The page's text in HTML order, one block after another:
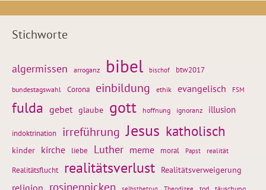
Stichworte
algermissen arroganz bibel bischof btw2017
bundestagswahl Corona einbildung ethik evangelisch FSM
fulda gebet glaube gott hoffnung ignoranz illusion
indoktrination irreführung Jesus katholisch
kinder kirche liebe Luther meme moral Papst realität
Realitätsflucht realitätsverlust Realitätsverweigerung
rosinenpicken